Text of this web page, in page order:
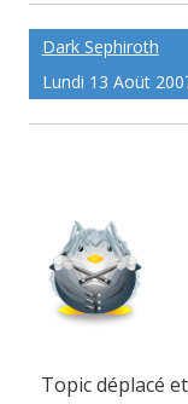
Dark Sephiroth
Lundi 13 Aoüt
Topic déplacé